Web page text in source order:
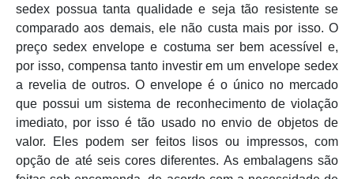
sedex possua tanta qualidade e seja tão resistente se
comparado aos demais, ele não custa mais por isso. O
preço sedex envelope e costuma ser bem acessível e,
por isso, compensa tanto investir em um envelope sedex
a revelia de outros. O envelope é o único no mercado
que possui um sistema de reconhecimento de violação
imediato, por isso é tão usado no envio de objetos de
valor. Eles podem ser feitos lisos ou impressos, com
opção de até seis cores diferentes. As embalagens são